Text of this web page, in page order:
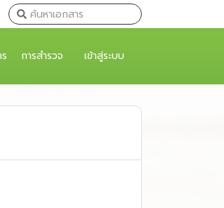
การสำรวจ เข้าสู่ระบบ